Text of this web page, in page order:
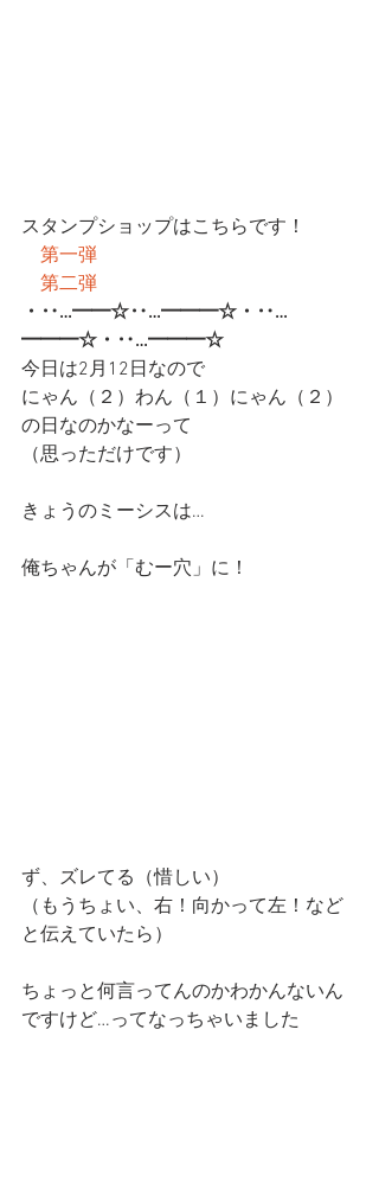
スタンプショップはこちらです！
第一弾
第二弾
・‥…━━☆‥…━━━☆・‥…
━━━☆・‥…━━━☆
今日は2月12日なので
にゃん（２）わん（１）にゃん（２）
の日なのかなーって
（思っただけです）
きょうのミーシスは…
俺ちゃんが「むー穴」に！
ず、ズレてる（惜しい）
（もうちょい、右！向かって左！など
と伝えていたら）
ちょっと何言ってんのかわかんないん
ですけど…ってなっちゃいました